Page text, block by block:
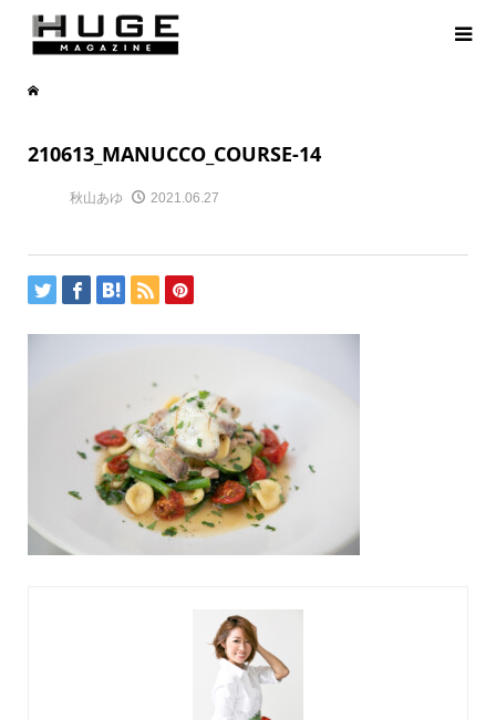
210613_MANUCCO_COURSE-14
秋山あゆ 2021.06.27